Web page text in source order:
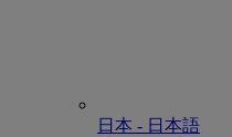
日本 - ⽇本語